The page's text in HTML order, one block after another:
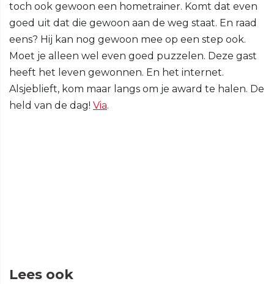
toch ook gewoon een hometrainer. Komt dat even
goed uit dat die gewoon aan de weg staat. En raad
eens? Hij kan nog gewoon mee op een step ook.
Moet je alleen wel even goed puzzelen. Deze gast
heeft het leven gewonnen. En het internet.
Alsjeblieft, kom maar langs om je award te halen. De
held van de dag! Via.
Lees ook